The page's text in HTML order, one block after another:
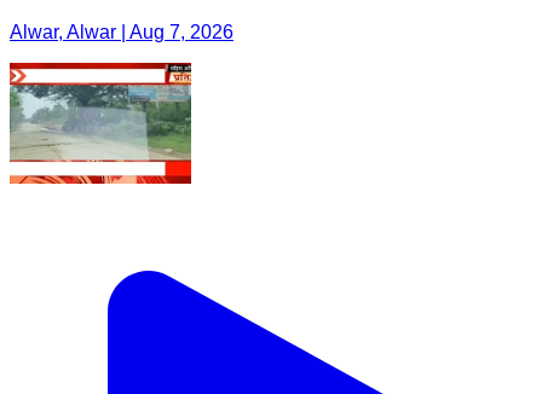
Alwar, Alwar | Aug 7, 2026